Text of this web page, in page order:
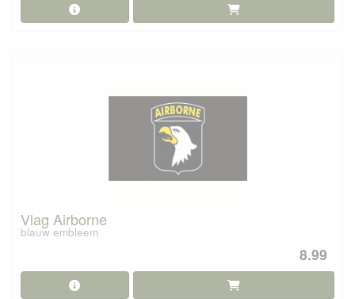
Vlag Airborne
blauw embleem
8.99